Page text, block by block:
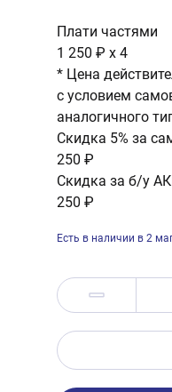
Плати частями
1 250 ₽ x 4
* Цена
с условием
аналогичного
Скидка 5% за
250 ₽
Скидка за б/у
250 ₽
Есть в наличии в 2